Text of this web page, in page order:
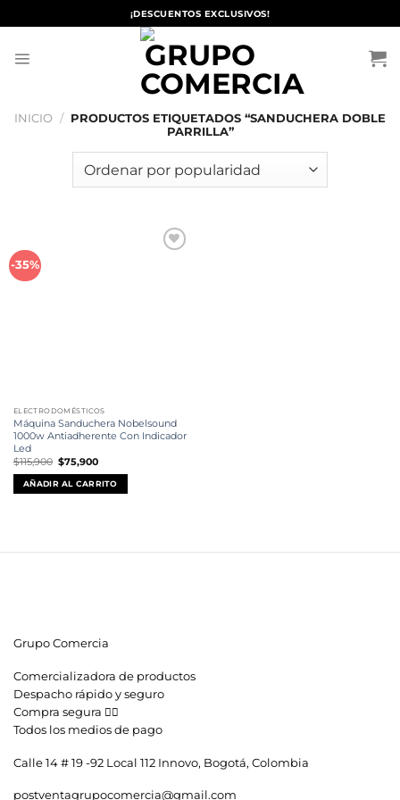
al
¡DESCUENTOS EXCLUSIVOS!
INICIO / PRODUCTOS ETIQUETADOS “SANDUCHERA DOBLE
PARRILLA”
-35%
ELECTRODOMÉSTICOS
Máquina Sanduchera Nobelsound
1000w Antiadherente Con Indicador
Led
$115,900 El
precio
original
era:
$115,900.
$75,900El
actual
es:
$75,900.
AÑADIR AL CARRITO
Grupo Comercia
Comercializadora de productos
Despacho rápido y seguro
Compra segura 👇🏼
Todos los medios de pago
Calle 14 # 19 -92 Local 112 Innovo, Bogotá, Colombia
postventagrupocomercia@gmail.com